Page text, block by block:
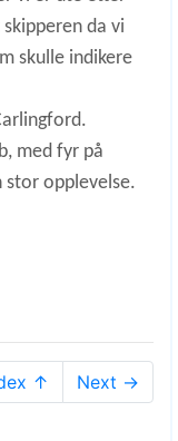
da vi
skulle indikere
med fyr på
stor opplevelse.
↑ Next →